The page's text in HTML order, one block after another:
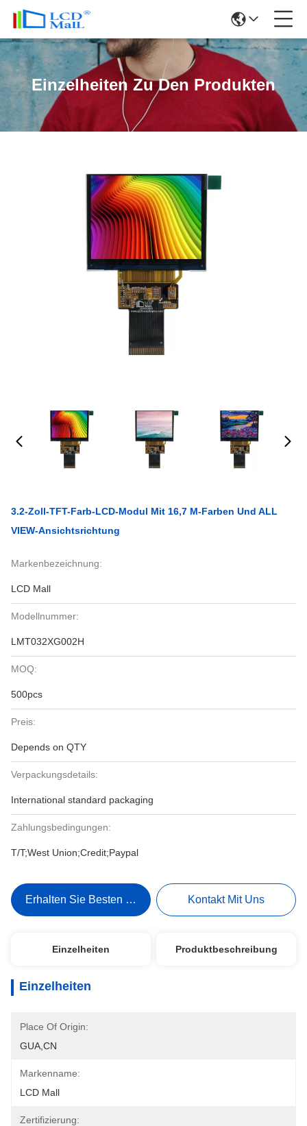
Einzelheiten Zu Den Produkten
3.2-Zoll-TFT-Farb-LCD-Modul Mit 16,7 M-Farben Und ALL
VIEW-Ansichtsrichtung
Markenbezeichnung:
LCD Mall
Modellnummer:
LMT032XG002H
MOQ:
500pcs
Preis:
Depends on QTY
Verpackungsdetails:
International standard packaging
Zahlungsbedingungen:
T/T;West Union;Credit;Paypal
Erhalten Sie Besten Preis Kontakt Mit Uns
Einzelheiten Produktbeschreibung
Einzelheiten
Place Of Origin:
GUA,CN
Markenname:
LCD Mall
Zertifizierung: